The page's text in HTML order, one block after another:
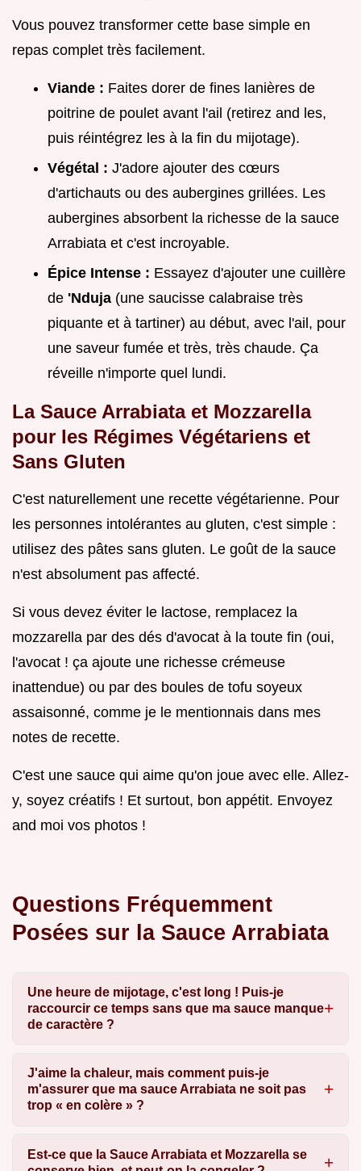
Vous pouvez transformer cette base simple en
repas complet très facilement.
Viande : Faites dorer de fines lanières de
poitrine de poulet avant l'ail (retirez and les,
puis réintégrez les à la fin du mijotage).
Végétal : J'adore ajouter des cœurs
d'artichauts ou des aubergines grillées. Les
aubergines absorbent la richesse de la sauce
Arrabiata et c'est incroyable.
Épice Intense : Essayez d'ajouter une cuillère
de 'Nduja (une saucisse calabraise très
piquante et à tartiner) au début, avec l'ail, pour
une saveur fumée et très, très chaude. Ça
réveille n'importe quel lundi.
La Sauce Arrabiata et Mozzarella
pour les Régimes Végétariens et
Sans Gluten
C'est naturellement une recette végétarienne. Pour
les personnes intolérantes au gluten, c'est simple :
utilisez des pâtes sans gluten. Le goût de la sauce
n'est absolument pas affecté.
Si vous devez éviter le lactose, remplacez la
mozzarella par des dés d'avocat à la toute fin (oui,
l'avocat ! ça ajoute une richesse crémeuse
inattendue) ou par des boules de tofu soyeux
assaisonné, comme je le mentionnais dans mes
notes de recette.
C'est une sauce qui aime qu'on joue avec elle. Allez-
y, soyez créatifs ! Et surtout, bon appétit. Envoyez
and moi vos photos !
Questions Fréquemment
Posées sur la Sauce Arrabiata
Une heure de mijotage, c'est long ! Puis-je
raccourcir ce temps sans que ma sauce manque
de caractère ?
J'aime la chaleur, mais comment puis-je
m'assurer que ma sauce Arrabiata ne soit pas
trop « en colère » ?
Est-ce que la Sauce Arrabiata et Mozzarella se